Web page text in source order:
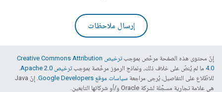
إرسال ملاحظات
إنّ محتوى هذه الصفحة مرخّص بموجب
ترخيص Creative Commons Attribution
4.0‏ ما لم يُنصّ على خلاف ذلك، ونماذج الرموز مرخّصة بموجبترخيص Apache 2.0‏
للاطّلاع على التفاصيل، يُرجى مراجعة سياسات موقع Google Developers‏
. إنّ Java
هي علامة تجارية مسجَّلة لشركة Oracle و/أو شركائها التابعين.